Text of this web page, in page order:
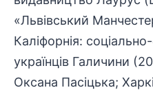
«Львівський
Каліфорнія:
українців Галичини
Оксана Пасіцька;